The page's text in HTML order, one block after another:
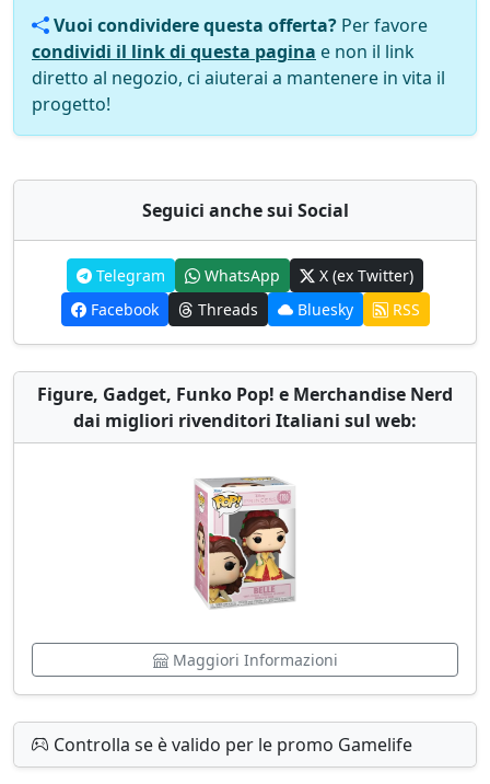
Vuoi condividere questa offerta? Per favore
condividi il link di questa pagina e non il link
diretto al negozio, ci aiuterai a mantenere in vita il
progetto!
Seguici anche sui Social
Telegram WhatsApp
X (ex Twitter)
Facebook
Threads Bluesky RSS
Figure, Gadget, Funko Pop! e Merchandise Nerd
dai migliori rivenditori Italiani sul web:
Maggiori Informazioni
Controlla se è valido per le promo Gamelife